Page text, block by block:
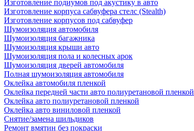
Изготовление подиумов под акустику в авто
Изготовление корпуса сабвуфера стелс (Stealth)
Изготовление корпусов под сабвуфер
Шумоизоляция автомобиля
Шумоизоляция багажника
Шумоизоляция крыши авто
Шумоизоляция пола и колесных арок
Шумоизоляция дверей автомобиля
Полная шумоизоляция автомобиля
Оклейка автомобиля пленкой
Оклейка передней части авто полиуретановой пленкой
Оклейка авто полиуретановой пленкой
Оклейка авто виниловой пленкой
Снятие/замена шильдиков
Ремонт вмятин без покраски